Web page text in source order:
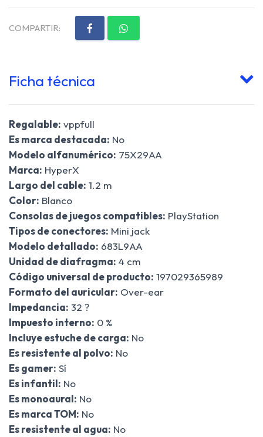
COMPARTIR:
Ficha técnica
Regalable: vppfull
Es marca destacada: No
Modelo alfanumérico: 75X29AA
Marca: HyperX
Largo del cable: 1.2 m
Color: Blanco
Consolas de juegos compatibles: PlayStation
Tipos de conectores: Mini jack
Modelo detallado: 683L9AA
Unidad de diafragma: 4 cm
Código universal de producto: 197029365989
Formato del auricular: Over-ear
Impedancia: 32 ?
Impuesto interno: 0 %
Incluye estuche de carga: No
Es resistente al polvo: No
Es gamer: Sí
Es infantil: No
Es monoaural: No
Es marca TOM: No
Es resistente al agua: No